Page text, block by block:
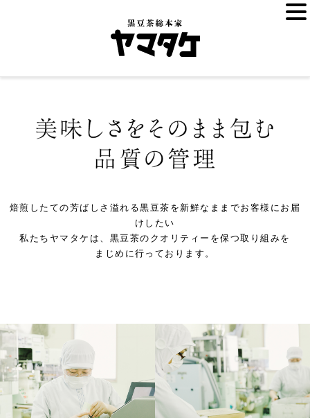
焙煎したての芳ばしさ溢れる黒豆茶を新鮮なままでお客様にお届
けしたい
私たちヤマタケは、黒豆茶のクオリティーを保つ取り組みを
まじめに行っております。